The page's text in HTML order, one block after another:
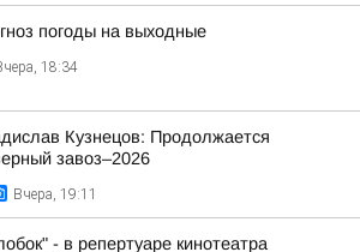
погоды на выходные
18:34
Кузнецов: Продолжается
завоз–2026
Вчера, 19:11
- в репертуаре кинотеатра